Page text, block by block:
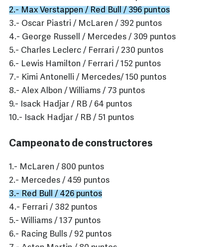
2.- Max Verstappen / Red Bull / 396 puntos
3.- Oscar Piastri / McLaren / 392 puntos
4.- George Russell / Mercedes / 309 puntos
5.- Charles Leclerc / Ferrari / 230 puntos
6.- Lewis Hamilton / Ferrari / 152 puntos
7.- Kimi Antonelli / Mercedes/ 150 puntos
8.- Alex Albon / Williams / 73 puntos
9.- Isack Hadjar / RB / 64 puntos
10.- Isack Hadjar / RB / 51 puntos
Campeonato de constructores
1.- McLaren / 800 puntos
2.- Mercedes / 459 puntos
3.- Red Bull / 426 puntos
4.- Ferrari / 382 puntos
5.- Williams / 137 puntos
6.- Racing Bulls / 92 puntos